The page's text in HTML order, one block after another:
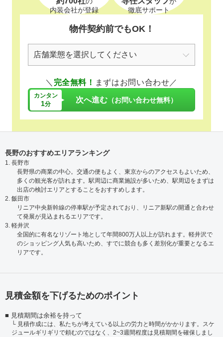
内装会社が登録
徹底サポート
物件契約前でもOK！
＼ 完全無料！ まずはお問い合わせ／
カンタン
1分 次へ進む （お問い合わせ無料）
長野のおすすめエリアランキング
1. 長野市
長野県の商業の中心。交通の便もよく、東京からのアクセスもよいため、
多くの観光客が訪れます。駅周辺に商業施設が多いため、駅周辺をまずは
出店の検討エリアとすることをおすすめします。
2. 飯田市
リニア中央新幹線の停車駅が予定されており、リニア新駅の開通と合わせ
て発展が見込まれるエリアです。
3. 軽井沢
全国的に有名なリゾート地として年間800万人以上が訪れます。軽井沢で
のショッピング人気も高いため、すでに競合も多く差別化が重要となるエ
リアです。
見積金額を下げるためのポイント
見積期間は余裕を持って
見積作成には、私たちが考えている以上の労力と時間がかかります。スケ
ジュールギリギリで頼むのではなく、2~3週間程度は見積期間を確保しまし